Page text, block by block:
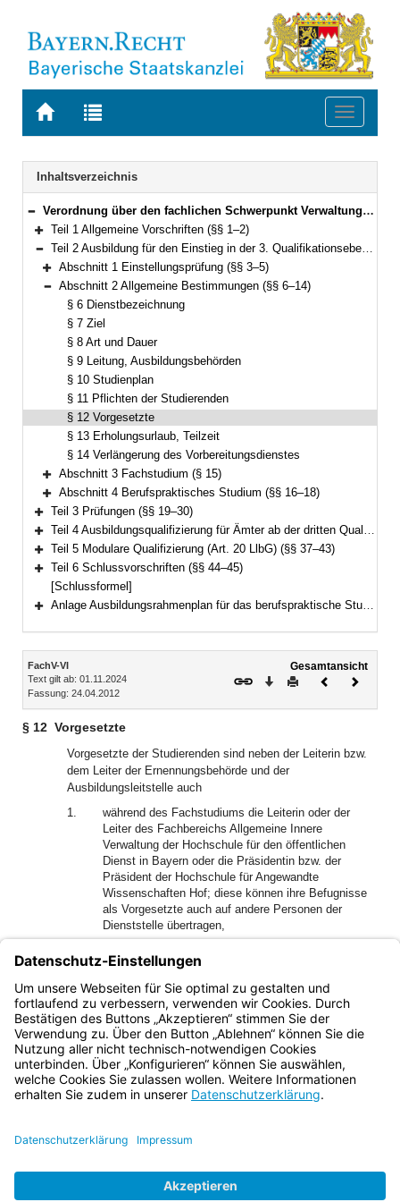
Zur
BAYERN.RECHT
Zur
letzten
Suche
Toggle
Navigation
Inhaltsverzeichnis
Bereich reduzieren
Verordnung über den fachlichen Schwerpunkt Verwaltungsinformatik (Fachverordnung Verwaltungsinformatik – FachV-VI) Vom 24. April 2012 (GVBl. S. 159) BayRS 2038-3-1-6-F (§§ 1–45)
Bereich erweitern
Teil 1 Allgemeine Vorschriften (§§ 1–2)
Bereich reduzieren
Teil 2 Ausbildung für den Einstieg in der 3. Qualifikationsebene (§§ 3–18)
Bereich erweitern
Abschnitt 1 Einstellungsprüfung (§§ 3–5)
Bereich reduzieren
Abschnitt 2 Allgemeine Bestimmungen (§§ 6–14)
§ 6 Dienstbezeichnung
§ 7 Ziel
§ 8 Art und Dauer
§ 9 Leitung, Ausbildungsbehörden
§ 10 Studienplan
§ 11 Pflichten der Studierenden
§ 12 Vorgesetzte
§ 13 Erholungsurlaub, Teilzeit
§ 14 Verlängerung des Vorbereitungsdienstes
Bereich erweitern
Abschnitt 3 Fachstudium (§ 15)
Bereich erweitern
Abschnitt 4 Berufspraktisches Studium (§§ 16–18)
Bereich erweitern
Teil 3 Prüfungen (§§ 19–30)
Bereich erweitern
Teil 4 Ausbildungsqualifizierung für Ämter ab der dritten Qualifikationsebene (Art. 37 LlbG) (§§ 31–36)
Bereich erweitern
Teil 5 Modulare Qualifizierung (Art. 20 LlbG) (§§ 37–43)
Bereich erweitern
Teil 6 Schlussvorschriften (§§ 44–45)
[Schlussformel]
Anlage Ausbildungsrahmenplan für das berufspraktische Studium
Inhalt
FachV-VI
Text gilt ab: 01.11.2024
Fassung: 24.04.2012
Gesamtansicht
Download
DruckenVorheriges
§ 12 Vorgesetzte
Vorgesetzte der Studierenden sind neben der Leiterin bzw.
dem Leiter der Ernennungsbehörde und der
Ausbildungsleitstelle auch
1.
während des Fachstudiums die Leiterin oder der
Leiter des Fachbereichs Allgemeine Innere
Verwaltung der Hochschule für den öffentlichen
Dienst in Bayern oder die Präsidentin bzw. der
Präsident der Hochschule für Angewandte
Wissenschaften Hof; diese können ihre Befugnisse
als Vorgesetzte auch auf andere Personen der
Dienststelle übertragen,
jeweiligen Ausbildungsleiterinnen und
Ausbildungsleiter und Ausbilderinnen und Ausbilder
im Rahmen ihrer Ausbildungstätigkeit.
Bayern.de
BayernPortal
Impressum